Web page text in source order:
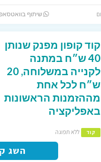
שיתוף בוואטסאפ
קוד קופון מפנק שנותן
40 ש״ח במתנה
לקנייה במשלוחה, 20
ש״ח לכל אחת
מההזמנות הראשונות
באפליקציה
קוד ללא תפוגה
השג